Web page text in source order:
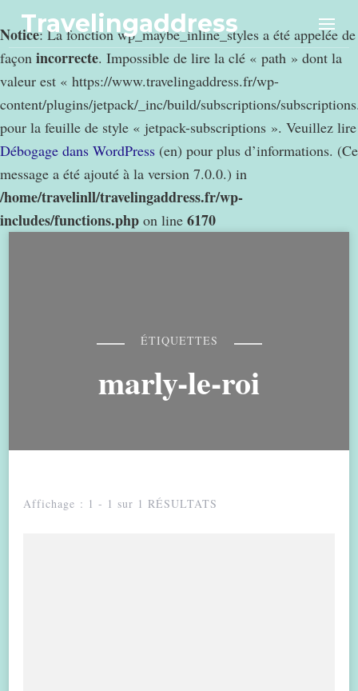
Notice: La fonction wp_maybe_inline_styles a été appelée de
façon incorrecte. Impossible de lire la clé « path » dont la
valeur est « https://www.travelingaddress.fr/wp-
content/plugins/jetpack/_inc/build/subscriptions/
pour la feuille de style « jetpack-subscriptions ». Veuillez lire
Débogage dans WordPress (en) pour plus d’informations. (Ce
message a été ajouté à la version 7.0.0.) in
/home/travelinll/travelingaddress.fr/wp-
includes/functions.php on line 6170
Travelingaddress
ÉTIQUETTES
marly-le-roi
Affichage : 1 - 1 sur 1 RÉSULTATS